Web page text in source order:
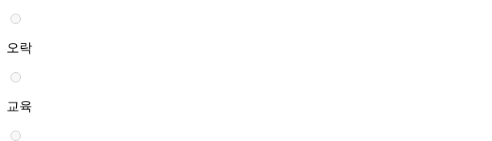
오락
교육